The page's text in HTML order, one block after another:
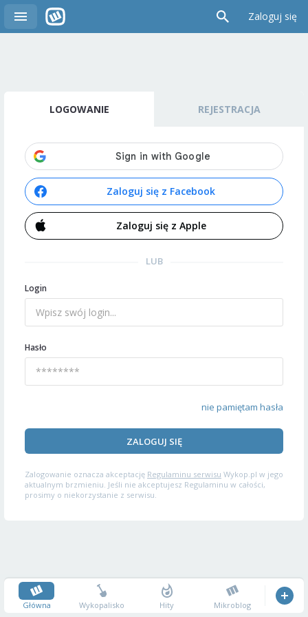
Zaloguj się
LOGOWANIE REJESTRACJA
Zaloguj się z Facebook
Zaloguj się z Apple
LUB
Login
Hasło
nie pamiętam hasła
ZALOGUJ SIĘ
Zalogowanie oznacza akceptację Regulaminu serwisu Wykop.pl w jego
aktualnym brzmieniu. Jeśli nie akceptujesz Regulaminu w całości,
prosimy o niekorzystanie z serwisu.
Główna Wykopalisko Hity Mikroblog